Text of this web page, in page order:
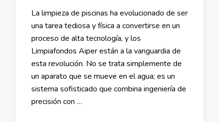
La limpieza de piscinas ha evolucionado de ser
una tarea tediosa y física a convertirse en un
proceso de alta tecnología, y los
Limpiafondos Aiper están a la vanguardia de
esta revolución. No se trata simplemente de
un aparato que se mueve en el agua; es un
sistema sofisticado que combina ingeniería de
precisión con …